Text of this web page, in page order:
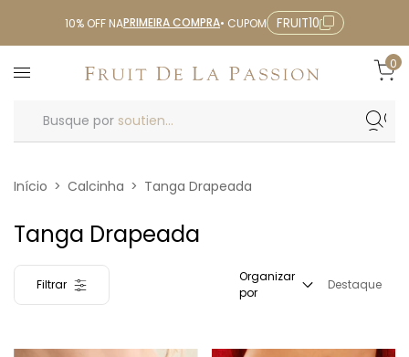
10% OFF NAPRIMEIRA COMPRA• CUPOM FRUIT10
0
Busque por soutien...
Início > Calcinha > Tanga Drapeada
Tanga Drapeada
Filtrar
Organizar
por
Destaque